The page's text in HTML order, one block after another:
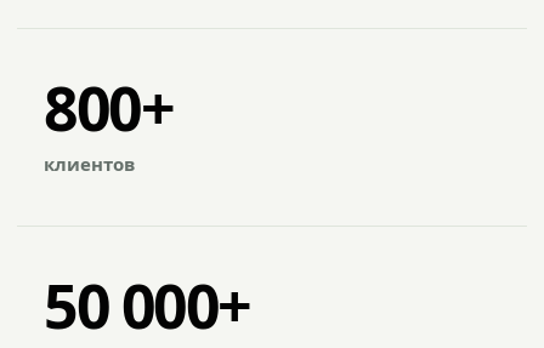
800+
клиентов
50 000+